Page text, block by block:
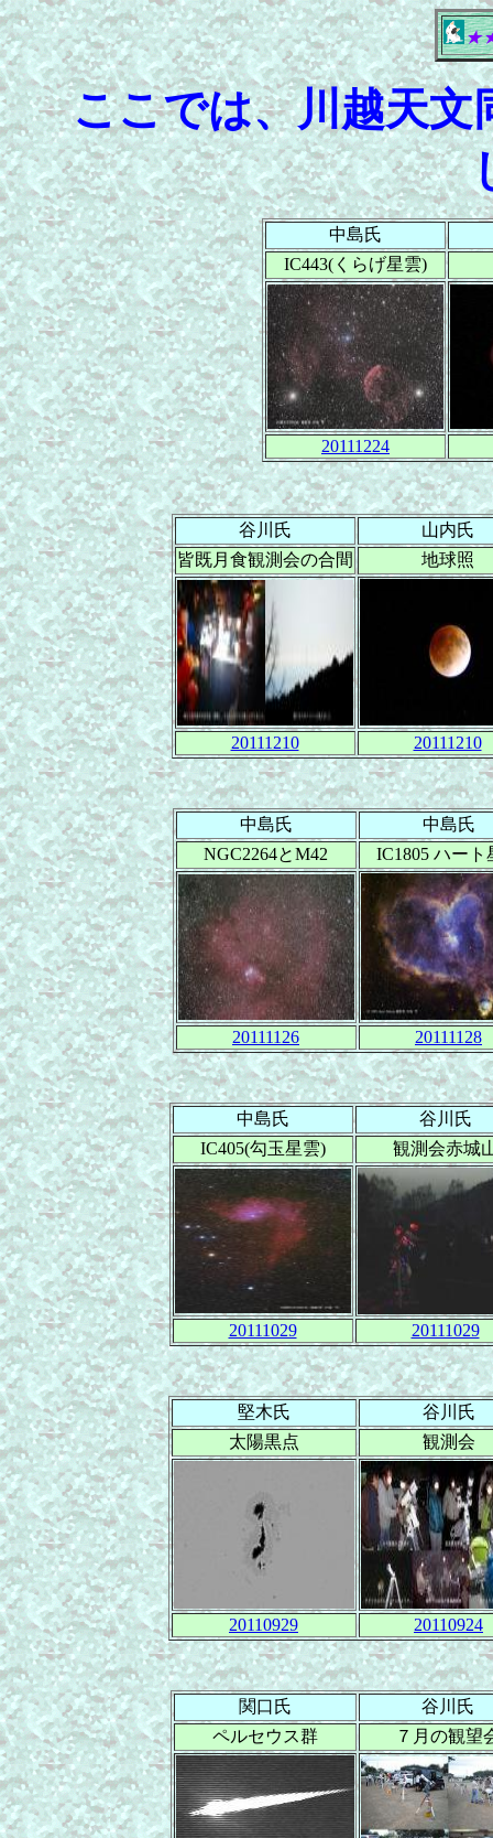
ここでは、川越天文
中島氏
IC443(くらげ星雲)
20111224
谷川氏
山内氏
皆既月食観測会の合間
地球照
20111210 20111210
中島氏
中島氏
NGC2264とM42
IC1805 ハート
20111126 20111128
中島氏
谷川氏
IC405(勾玉星雲)
観測会赤城
20111029 20111029
堅木氏
谷川氏
太陽黒点
観測会
20110929 20110924
関口氏
谷川氏
ペルセウス群
７月の観望